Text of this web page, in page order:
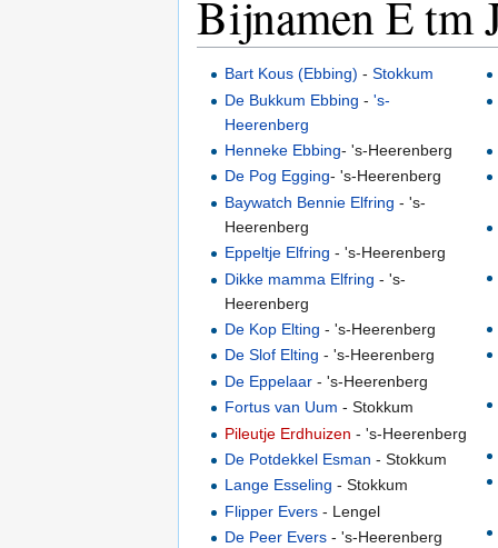
Bijnamen E tm
Bart Kous (Ebbing) -Stokkum
De Bukkum Ebbing -'s-
Heerenberg
Henneke Ebbing- 's-Heerenberg
De Pog Egging- 's-Heerenberg
Baywatch Bennie Elfring - 's-
Heerenberg
Eppeltje Elfring - 's-Heerenberg
Dikke mamma Elfring - 's-
Heerenberg
De Kop Elting - 's-Heerenberg
De Slof Elting - 's-Heerenberg
De Eppelaar - 's-Heerenberg
Fortus van Uum - Stokkum
Pileutje Erdhuizen - 's-Heerenberg
De Potdekkel Esman - Stokkum
Lange Esseling - Stokkum
Flipper Evers - Lengel
De Peer Evers - 's-Heerenberg